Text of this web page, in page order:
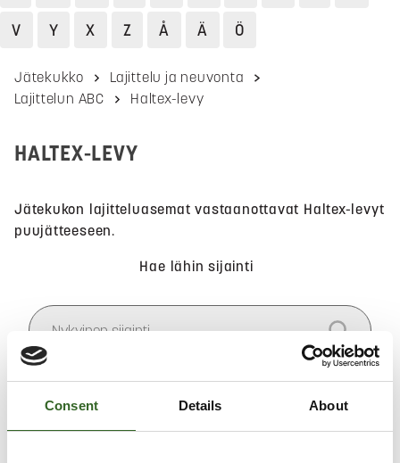
Consent Details About
V
Y X Z Å Ä Ö
Jätekukko
Lajittelu ja neuvonta
Lajittelun ABC
Haltex-levy
HALTEX-LEVY
Jätekukon lajitteluasemat vastaanottavat Haltex-levyt
puujätteeseen.
Hae lähin sijainti
Sallievästeetnähdäksesi kartan.